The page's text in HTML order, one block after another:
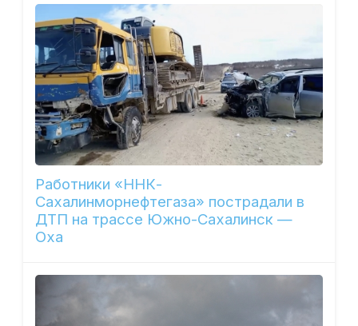
Работники «ННК-
Сахалинморнефтегаза» пострадали в
ДТП на трассе Южно-Сахалинск —
Оха